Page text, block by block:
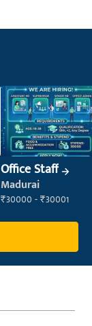
Office Staff
Madurai
₹30000 - ₹30001